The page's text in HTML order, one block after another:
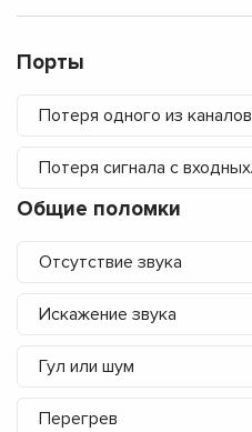
Порты
Потеря одного из каналов
Потеря сигнала с
Общие поломки
Отсутствие звука
Искажение звука
Гул или шум
Перегрев